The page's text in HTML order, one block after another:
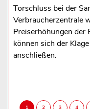
Torschluss bei der
Verbraucherzentrale
Preiserhöhungen der
können sich der
anschließen.